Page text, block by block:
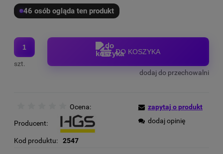
46 osób ogląda ten produkt
szt.
DO KOSZYKA
dodaj do przechowalni
Ocena:
Producent:
Kod produktu: 2547
zapytaj o produkt
dodaj opinię